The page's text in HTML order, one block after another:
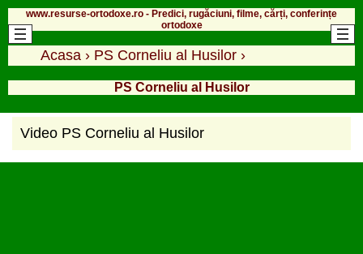
www.resurse-ortodoxe.ro - Predici, rugăciuni, filme, cărți, conferințe
ortodoxe
Acasa › PS Corneliu al Husilor ›
PS Corneliu al Husilor
Video PS Corneliu al Husilor